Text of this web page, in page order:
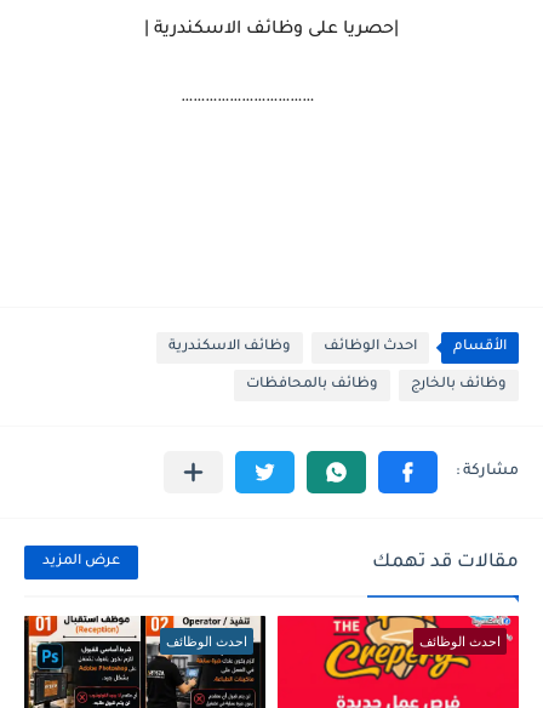
|حصريا على وظائف الاسكندرية |
……………………………
الأقسام احدث الوظائف وظائف الاسكندرية
وظائف بالخارج وظائف بالمحافظات
مقالات قد تهمك عرض المزيد
احدث الوظائف احدث الوظائف